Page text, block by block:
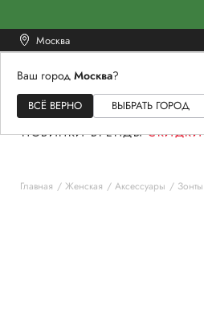
Москва
Ваш город Москва?
ВСЁ ВЕРНО ВЫБРАТЬ ГОРОД
ЖЕНСКОЕМУЖСКОЕ
НОВИНКИ БРЕНДЫ СКИДКИ
Главная Женская Аксессуары Зонты